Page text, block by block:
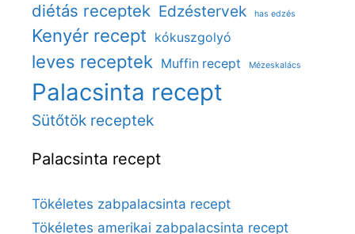
diétás receptek Edzéstervek has edzés
Kenyér recept kókuszgolyó
leves receptek Muffin recept Mézeskalács
Palacsinta recept
Sütőtök receptek
Palacsinta recept
Tökéletes zabpalacsinta recept
Tökéletes amerikai zabpalacsinta recept